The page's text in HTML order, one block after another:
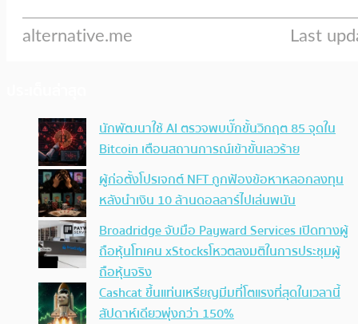
นักพัฒนาใช้ AI ตรวจพบบั๊กขั้นวิกฤต 85 จุดใน
Bitcoin เตือนสถานการณ์เข้าขั้นเลวร้าย
ผู้ก่อตั้งโปรเจกต์ NFT ถูกฟ้องข้อหาหลอกลงทุน
หลังนำเงิน 10 ล้านดอลลาร์ไปเล่นพนัน
Broadridge จับมือ Payward Services เปิดทางผู้
ถือหุ้นโทเคน xStocksโหวตลงมติในการประชุมผู้
ถือหุ้นจริง
Cashcat ขึ้นแท่นเหรียญมีมที่โตแรงที่สุดในเวลานี้
สัปดาห์เดียวพุ่งกว่า 150%